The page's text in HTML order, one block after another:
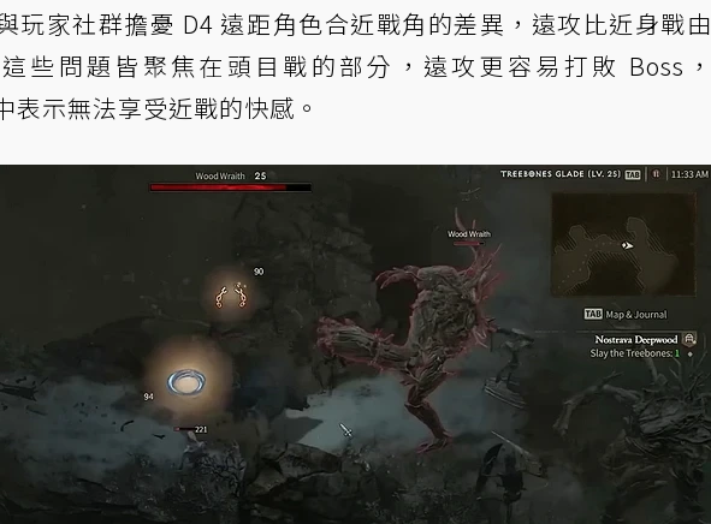
玩家社群擔憂 D4 遠距角色合近戰角的差異，遠攻比近身戰由
些問題皆聚焦在頭目戰的部分，遠攻更容易打敗 Boss，
示無法享受近戰的快感。